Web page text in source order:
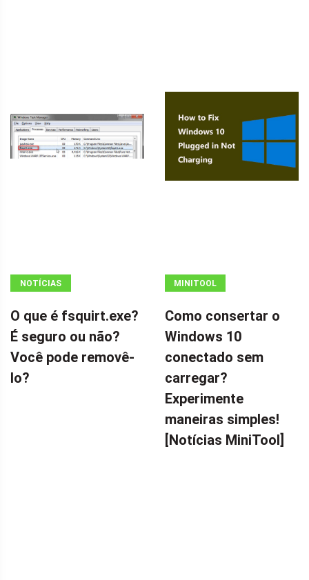
NOTÍCIAS
O que é fsquirt.exe?
É seguro ou não?
Você pode removê-
lo?
MINITOOL
Como consertar o
Windows 10
conectado sem
carregar?
Experimente
maneiras simples!
[Notícias MiniTool]